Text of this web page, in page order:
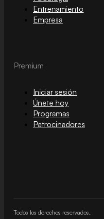
Entrenamiento
Empresa
Premium
Iniciar sesión
Únete hoy
Programas
Patrocinadores
Todos los derechos reservados.